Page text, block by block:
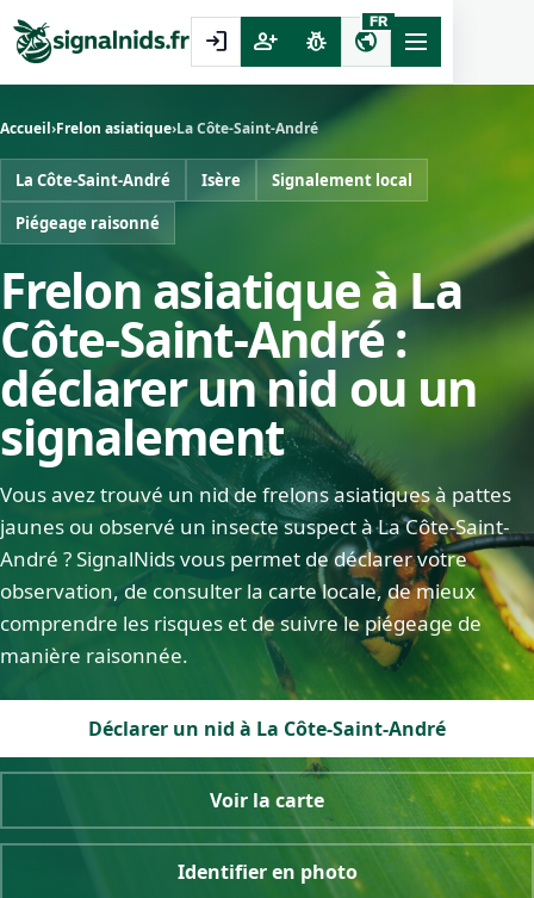
login person_add pest_control public
FR
Accueil›Frelon asiatique›La Côte-Saint-André
La Côte-Saint-André Isère
Signalement local
Piégeage raisonné
Frelon asiatique à La
Côte-Saint-André :
déclarer un nid ou un
signalement
Vous avez trouvé un nid de frelons asiatiques à pattes
jaunes ou observé un insecte suspect à La Côte-Saint-
André ? SignalNids vous permet de déclarer votre
observation, de consulter la carte locale, de mieux
comprendre les risques et de suivre le piégeage de
manière raisonnée.
Déclarer un nid à La Côte-Saint-André
Voir la carte
Identifier en photo